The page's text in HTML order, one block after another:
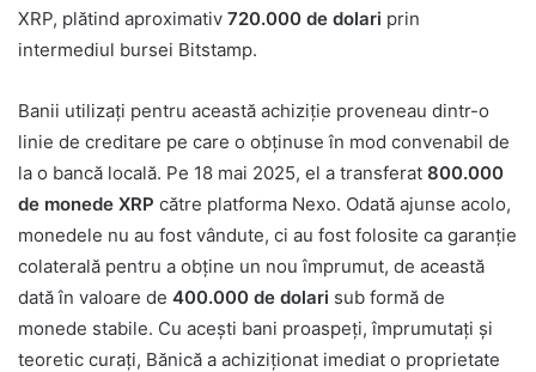
XRP, plătind aproximativ 720.000 de dolari prin
intermediul bursei Bitstamp.
Banii utilizați pentru această achiziție proveneau dintr-o
linie de creditare pe care o obținuse în mod convenabil de
la o bancă locală. Pe 18 mai 2025, el a transferat 800.000
de monede XRP către platforma Nexo. Odată ajunse acolo,
monedele nu au fost vândute, ci au fost folosite ca garanție
colaterală pentru a obține un nou împrumut, de această
dată în valoare de 400.000 de dolari sub formă de
monede stabile. Cu acești bani proaspeți, împrumutați și
teoretic curați, Bănică a achiziționat imediat o proprietate